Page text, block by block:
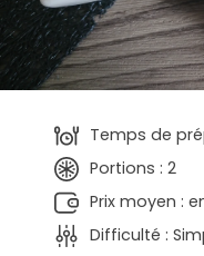
Temps de
Portions : 2
Prix moyen :
Difficulté :